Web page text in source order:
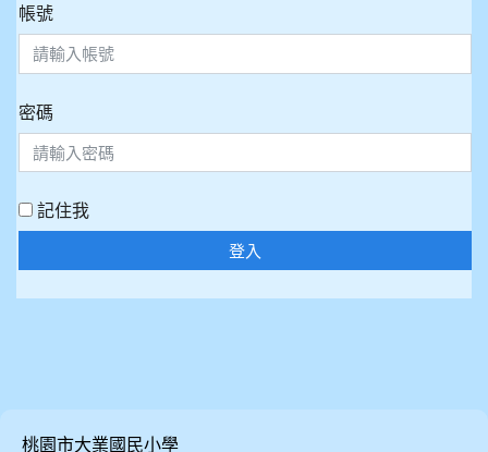
帳號
密碼
記住我
登入
桃園市大業國民小學